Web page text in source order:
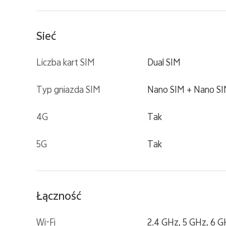
Sieć
Liczba kart SIM Dual SIM
Typ gniazda SIM Nano SIM + Nano
4G Tak
5G Tak
Łączność
Wi-Fi 2.4 GHz, 5 GHz, 6